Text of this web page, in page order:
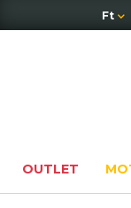
Ft
OUTLET